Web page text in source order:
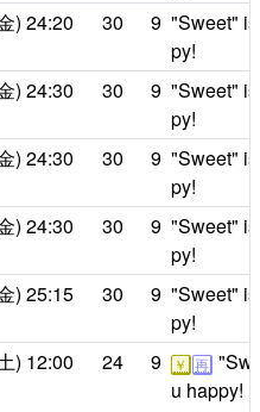
) 24:20 30 9 "Sweet"
py!
) 24:30 30 9 "Sweet"
py!
) 24:30 30 9 "Sweet"
py!
) 24:30 30 9 "Sweet"
py!
) 25:15 30 9 "Sweet"
py!
) 12:00 24 9 ￥ 再
u happy!